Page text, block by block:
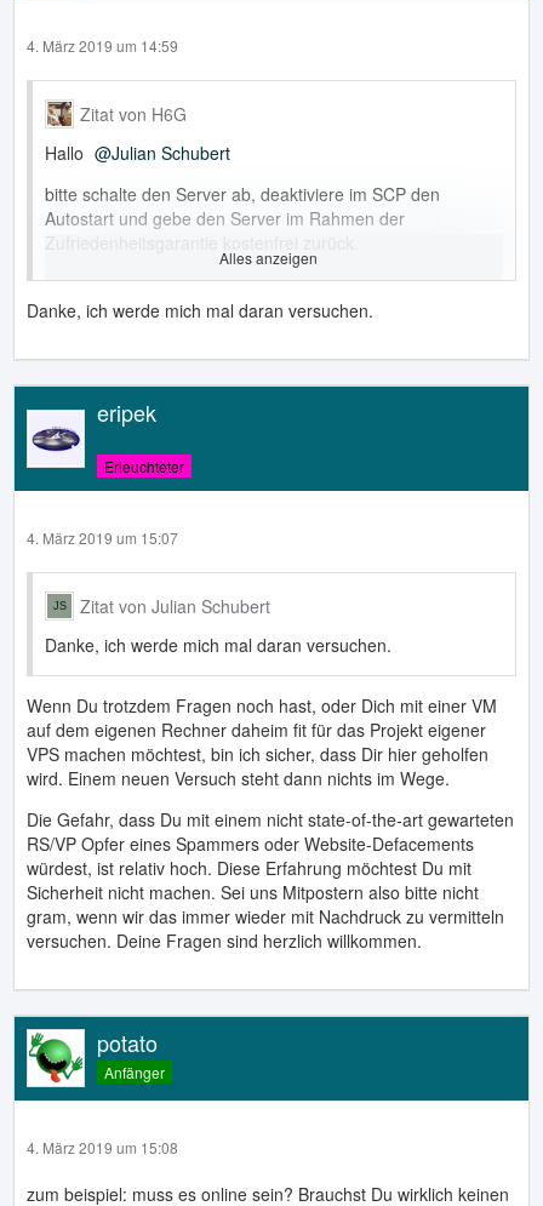
4. März 2019 um 14:59
Zitat von H6G
Hallo
Julian Schubert
bitte schalte den Server ab, deaktiviere im SCP den
Autostart und gebe den Server im Rahmen der
Zufriedenheitsgarantie kostenfrei zurück.
Ein vServer im Internet ist kein Spielzeug.
Für dich könnte folgendes Attraktiv sein:
Installiere dir VirtualBox oder den VMware Player auf
deinem Rechner, erstelle dir da eine VM und installiere
Linux.
Hier kannst du den Umgang mit dem Linux-Betriebssystem
sehr gut lernen und auch deine Skripte testen.
irgendwo herumliegen haben, den du dafür benutzen
kannst.
Edit: mitlerweile gibt es doch für Windows 10 das Windows
Subsystem for Linux, wo man sich auch den PHP
Interpreter für Ubuntu herunterladen und benutzen kann.
Dann kann man auch seine POSIX-PHP Skripte testen...
Alles anzeigen
Danke, ich werde mich mal daran versuchen.
eripek
Erleuchteter
4. März 2019 um 15:07
Zitat von Julian Schubert
Danke, ich werde mich mal daran versuchen.
Wenn Du trotzdem Fragen noch hast, oder Dich mit einer VM
auf dem eigenen Rechner daheim fit für das Projekt eigener
VPS machen möchtest, bin ich sicher, dass Dir hier geholfen
wird. Einem neuen Versuch steht dann nichts im Wege.
Die Gefahr, dass Du mit einem nicht state-of-the-art gewarteten
RS/VP Opfer eines Spammers oder Website-Defacements
würdest, ist relativ hoch. Diese Erfahrung möchtest Du mit
Sicherheit nicht machen. Sei uns Mitpostern also bitte nicht
gram, wenn wir das immer wieder mit Nachdruck zu vermitteln
versuchen. Deine Fragen sind herzlich willkommen.
potato
Anfänger
4. März 2019 um 15:08
zum beispiel: muss es online sein? Brauchst Du wirklich keinen